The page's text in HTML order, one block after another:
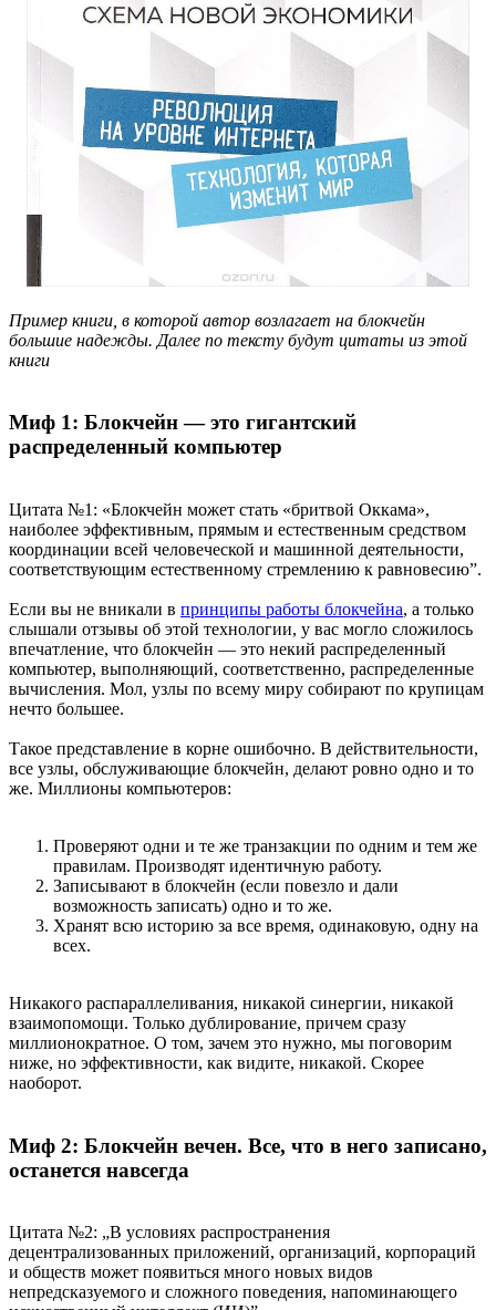
Пример книги, в которой автор возлагает на блокчейн
большие надежды. Далее по тексту будут цитаты из этой
книги
Миф 1: Блокчейн — это гигантский
распределенный компьютер
Цитата №1: «Блокчейн может стать «бритвой Оккама»,
наиболее эффективным, прямым и естественным средством
координации всей человеческой и машинной деятельности,
соответствующим естественному стремлению к равновесию”.
Если вы не вникали в принципы работы блокчейна, а только
слышали отзывы об этой технологии, у вас могло сложилось
впечатление, что блокчейн — это некий распределенный
компьютер, выполняющий, соответственно, распределенные
вычисления. Мол, узлы по всему миру собирают по крупицам
нечто большее.
Такое представление в корне ошибочно. В действительности,
все узлы, обслуживающие блокчейн, делают ровно одно и то
же. Миллионы компьютеров:
Проверяют одни и те же транзакции по одним и тем же
правилам. Производят идентичную работу.
Записывают в блокчейн (если повезло и дали
возможность записать) одно и то же.
Хранят всю историю за все время, одинаковую, одну на
всех.
Никакого распараллеливания, никакой синергии, никакой
взаимопомощи. Только дублирование, причем сразу
миллионократное. О том, зачем это нужно, мы поговорим
ниже, но эффективности, как видите, никакой. Скорее
наоборот.
Миф 2: Блокчейн вечен. Все, что в него записано,
останется навсегда
Цитата №2: „В условиях распространения
децентрализованных приложений, организаций, корпораций
и обществ может появиться много новых видов
непредсказуемого и сложного поведения, напоминающего